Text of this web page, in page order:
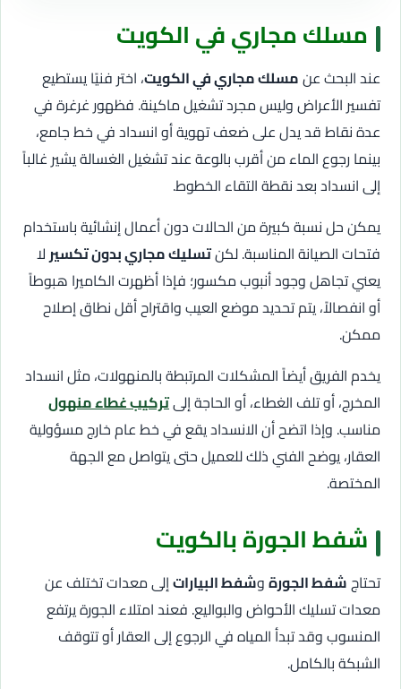
مسلك مجاري في الكويت
عند البحث عنمسلك مجاري في الكويت، اختر فنيًا يستطيع
تفسير الأعراض وليس مجرد تشغيل ماكينة. فظهور غرغرة في
عدة نقاط قد يدل على ضعف تهوية أو انسداد في خط جامع،
بينما رجوع الماء من أقرب بالوعة عند تشغيل الغسالة يشير غالباً
إلى انسداد بعد نقطة التقاء الخطوط.
يمكن حل نسبة كبيرة من الحالات دون أعمال إنشائية باستخدام
فتحات الصيانة المناسبة. لكنتسليك مجاري بدون تكسير لا
يعني تجاهل وجود أنبوب مكسور؛ فإذا أظهرت الكاميرا هبوطاً
أو انفصالاً، يتم تحديد موضع العيب واقتراح أقل نطاق إصلاح
ممكن.
يخدم الفريق أيضاً المشكلات المرتبطة بالمنهولات، مثل انسداد
المخرج، أو تلف الغطاء، أو الحاجة إلىتركيب غطاء منهول
مناسب. وإذا اتضح أن الانسداد يقع في خط عام خارج مسؤولية
العقار، يوضح الفني ذلك للعميل حتى يتواصل مع الجهة
المختصة.
شفط الجورة بالكويت
تحتاجشفط الجورةوشفط البياراتإلى معدات تختلف عن
معدات تسليك الأحواض والبواليع. فعند امتلاء الجورة يرتفع
المنسوب وقد تبدأ المياه في الرجوع إلى العقار أو تتوقف
الشبكة بالكامل.